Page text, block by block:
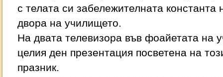
с телата си забележителната
двора на училището.
На двата телевизора във фоайетата на
целия ден презентация посветена на
празник.